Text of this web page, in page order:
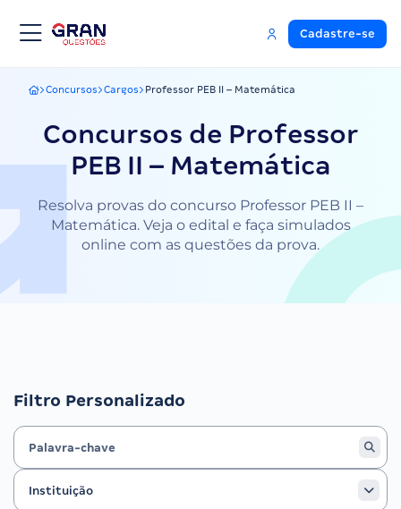
Cadastre-se
Gran Questões
Concursos Cargos Professor PEB II – Matemática
Concursos de Professor
PEB II – Matemática
Resolva provas do concurso Professor PEB II –
Matemática. Veja o edital e faça simulados
online com as questões da prova.
Filtro Personalizado
Instituição
Instituição